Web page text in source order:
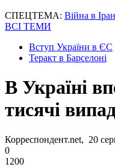
СПЕЦТЕМА: Війна в
ВСІ ТЕМИ
Вступ України в ЄС
Теракт в Барселоні
В Україні
тисячі
Корреспондент.net, 20
0
1200